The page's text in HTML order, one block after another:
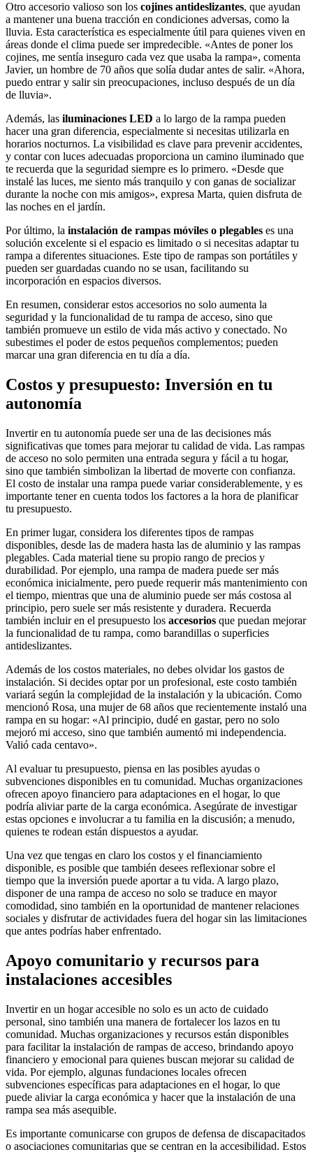
Otro accesorio valioso son los cojines antideslizantes, que ayudan
a mantener una buena tracción en condiciones adversas, como la
lluvia. Esta característica es especialmente útil para quienes viven en
áreas donde el clima puede ser impredecible. «Antes de poner los
cojines, me sentía inseguro cada vez que usaba la rampa», comenta
Javier, un hombre de 70 años que solía dudar antes de salir. «Ahora,
puedo entrar y salir sin preocupaciones, incluso después de un día
de lluvia».
Además, las iluminaciones LED a lo largo de la rampa pueden
hacer una gran diferencia, especialmente si necesitas utilizarla en
horarios nocturnos. La visibilidad es clave para prevenir accidentes,
y contar con luces adecuadas proporciona un camino iluminado que
te recuerda que la seguridad siempre es lo primero. «Desde que
instalé las luces, me siento más tranquilo y con ganas de socializar
durante la noche con mis amigos», expresa Marta, quien disfruta de
las noches en el jardín.
Por último, la instalación de rampas móviles o plegables es una
solución excelente si el espacio es limitado o si necesitas adaptar tu
rampa a diferentes situaciones. Este tipo de rampas son portátiles y
pueden ser guardadas cuando no se usan, facilitando su
incorporación en espacios diversos.
En resumen, considerar estos accesorios no solo aumenta la
seguridad y la funcionalidad de tu rampa de acceso, sino que
también promueve un estilo de vida más activo y conectado. No
subestimes el poder de estos pequeños complementos; pueden
marcar una gran diferencia en tu día a día.
Costos y presupuesto: Inversión en tu
autonomía
Invertir en tu autonomía puede ser una de las decisiones más
significativas que tomes para mejorar tu calidad de vida. Las rampas
de acceso no solo permiten una entrada segura y fácil a tu hogar,
sino que también simbolizan la libertad de moverte con confianza.
El costo de instalar una rampa puede variar considerablemente, y es
importante tener en cuenta todos los factores a la hora de planificar
tu presupuesto.
En primer lugar, considera los diferentes tipos de rampas
disponibles, desde las de madera hasta las de aluminio y las rampas
plegables. Cada material tiene su propio rango de precios y
durabilidad. Por ejemplo, una rampa de madera puede ser más
económica inicialmente, pero puede requerir más mantenimiento con
el tiempo, mientras que una de aluminio puede ser más costosa al
principio, pero suele ser más resistente y duradera. Recuerda
también incluir en el presupuesto los accesorios que puedan mejorar
la funcionalidad de tu rampa, como barandillas o superficies
antideslizantes.
Además de los costos materiales, no debes olvidar los gastos de
instalación. Si decides optar por un profesional, este costo también
variará según la complejidad de la instalación y la ubicación. Como
mencionó Rosa, una mujer de 68 años que recientemente instaló una
rampa en su hogar: «Al principio, dudé en gastar, pero no solo
mejoró mi acceso, sino que también aumentó mi independencia.
Valió cada centavo».
Al evaluar tu presupuesto, piensa en las posibles ayudas o
subvenciones disponibles en tu comunidad. Muchas organizaciones
ofrecen apoyo financiero para adaptaciones en el hogar, lo que
podría aliviar parte de la carga económica. Asegúrate de investigar
estas opciones e involucrar a tu familia en la discusión; a menudo,
quienes te rodean están dispuestos a ayudar.
Una vez que tengas en claro los costos y el financiamiento
disponible, es posible que también desees reflexionar sobre el
tiempo que la inversión puede aportar a tu vida. A largo plazo,
disponer de una rampa de acceso no solo se traduce en mayor
comodidad, sino también en la oportunidad de mantener relaciones
sociales y disfrutar de actividades fuera del hogar sin las limitaciones
que antes podrías haber enfrentado.
Apoyo comunitario y recursos para
instalaciones accesibles
Invertir en un hogar accesible no solo es un acto de cuidado
personal, sino también una manera de fortalecer los lazos en tu
comunidad. Muchas organizaciones y recursos están disponibles
para facilitar la instalación de rampas de acceso, brindando apoyo
financiero y emocional para quienes buscan mejorar su calidad de
vida. Por ejemplo, algunas fundaciones locales ofrecen
subvenciones específicas para adaptaciones en el hogar, lo que
puede aliviar la carga económica y hacer que la instalación de una
rampa sea más asequible.
Es importante comunicarse con grupos de defensa de discapacitados
o asociaciones comunitarias que se centran en la accesibilidad. Estos